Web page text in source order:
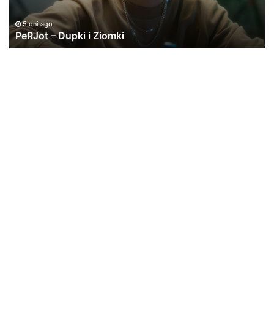
5 dni ago
PeRJot – Dupki i Ziomki